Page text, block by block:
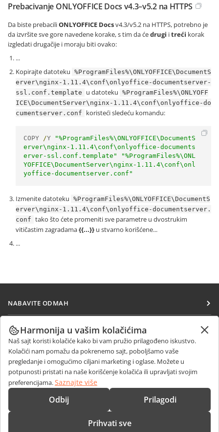
Prebacivanje ONLYOFFICE Docs v4.3–v5.2 na HTTPS
Da biste prebaciliONLYOFFICE Docsv4.3/v5.2 na HTTPS, potrebno je
da izvršite sve gore navedene korake, s tim da ćedrugi itreći korak
izgledati drugačije i moraju biti ovako:
...
Kopirajte datoteku %ProgramFiles%\ONLYOFFICE\DocumentS
erver\nginx-1.11.4\conf\onlyoffice-documentserver-
ssl.conf.template
u datoteku %ProgramFiles%\ONLYOFF
ICE\DocumentServer\nginx-1.11.4\conf\onlyoffice-do
cumentserver.conf
koristeći sledeću komandu:
COPY /Y
"%ProgramFiles%\ONLYOFFICE\DocumentS
erver\nginx-1.11.4\conf\onlyoffice-documents
erver-ssl.conf.template"
"%ProgramFiles%\ONL
YOFFICE\DocumentServer\nginx-1.11.4\conf\onl
yoffice-documentserver.conf"
Izmenite datoteku %ProgramFiles%\ONLYOFFICE\DocumentS
erver\nginx-1.11.4\conf\onlyoffice-documentserver.
conf tako što ćete promeniti sve parametre u dvostrukim
vitičastim zagradama{{...}} u stvarno korišćene...
...
NABAVITE ODMAH
Docs
DocSpace
Workspace
Konektori
Desktop aplikacije
Mobilne aplikacije
SARAĐUJTE
Za doprinosioce
Za prevodioce
Za influensere
Slobodna radna mesta
PRIMAJTE VESTI
Blog
DOBIJTE POMOĆ
Forum
KONTAKTIRAJTE NAS
Pitanja o prodaji
sales@onlyoffice.com
Harmonija u vašim kolačićima
Naš sajt koristi kolačiće kako bi vam pružio prilagođeno iskustvo.
Kolačići nam pomažu da pokrenemo sajt, poboljšamo vaše
pregledanje i omogućimo ciljani marketing i oglase. Možete u
potpunosti pristati na naše korišćenje kolačića ili upravljati svojim
preferencijama.Saznajte više
Odbij Prilagodi
Prihvati sve